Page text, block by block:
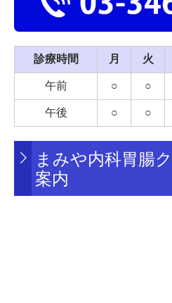
処方・記載されている薬品が
現在、一部の医薬品が供給不
分が同じ複数のお薬が調剤薬
り、患者様に必要なお薬が提
ご理解・ご協力の程、よろし
2）医療情報の取り扱いについ
当院はオンライン資格確認を
報その他必要な診療情報を取
おります。
3）明細書発行について
診療時間 月 火
午前 ○ ○
午後 ○ ○
まみや内科胃腸
案内